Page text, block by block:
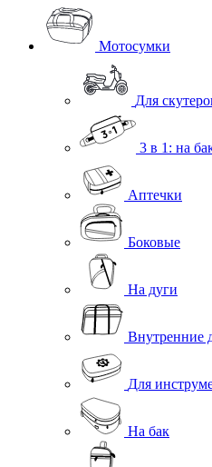
Мотосумки
Для
3 в 1: на
Аптечки
Боковые
На дуги
Внутренние
Для
На бак